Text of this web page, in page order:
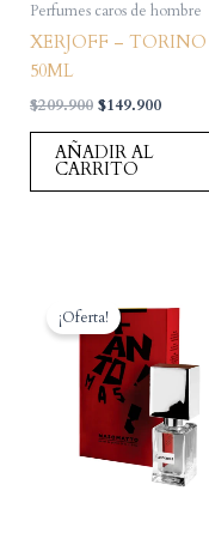
Perfumes caros de hombre
XERJOFF – TORINO
50ML
$209.900 El
original
era:
$149.900El
AÑADIR AL
CARRITO
¡Oferta!